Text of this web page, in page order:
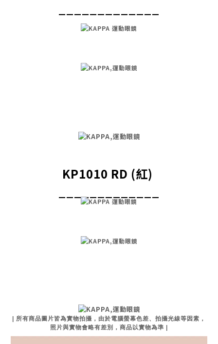
KP1010 RD (紅)
| 所有商品圖片皆為實物拍攝，由於電腦螢幕色差、拍攝光線等因素，
照片與實物會略有差別，商品以實物為準 |